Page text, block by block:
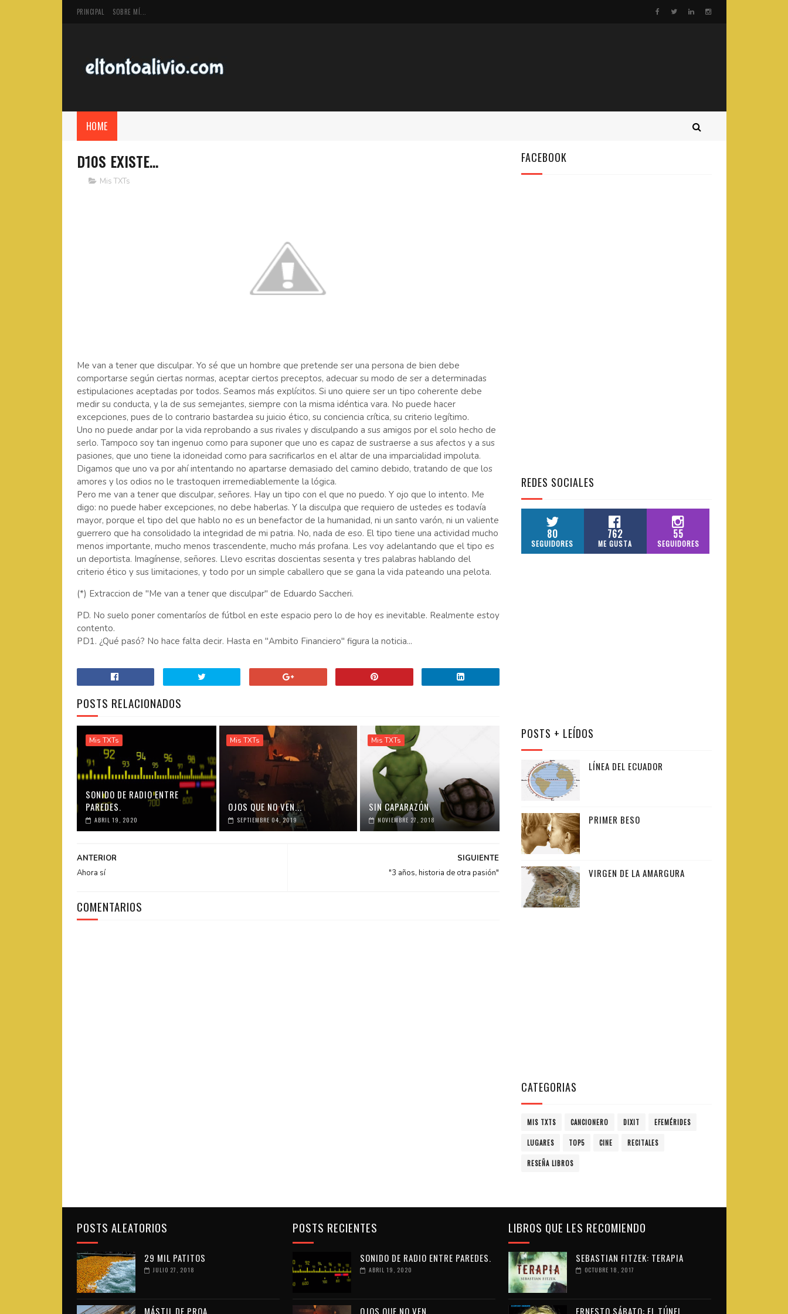
PRINCIPAL SOBRE MÍ...
HOME
D10S EXISTE...
Mis TXTs
Me van a tener que disculpar. Yo sé que un hombre que pretende ser una persona de bien debe
comportarse según ciertas normas, aceptar ciertos preceptos, adecuar su modo de ser a determinadas
estipulaciones aceptadas por todos. Seamos más explícitos. Si uno quiere ser un tipo coherente debe
medir su conducta, y la de sus semejantes, siempre con la misma idéntica vara. No puede hacer
excepciones, pues de lo contrario bastardea su juicio ético, su conciencia crítica, su criterio legítimo.
Uno no puede andar por la vida reprobando a sus rivales y disculpando a sus amigos por el solo hecho de
serlo. Tampoco soy tan ingenuo como para suponer que uno es capaz de sustraerse a sus afectos y a sus
pasiones, que uno tiene la idoneidad como para sacrificarlos en el altar de una imparcialidad impoluta.
Digamos que uno va por ahí intentando no apartarse demasiado del camino debido, tratando de que los
amores y los odios no le trastoquen irremediablemente la lógica.
Pero me van a tener que disculpar, señores. Hay un tipo con el que no puedo. Y ojo que lo intento. Me
digo: no puede haber excepciones, no debe haberlas. Y la disculpa que requiero de ustedes es todavía
mayor, porque el tipo del que hablo no es un benefactor de la humanidad, ni un santo varón, ni un valiente
guerrero que ha consolidado la integridad de mi patria. No, nada de eso. El tipo tiene una actividad mucho
menos importante, mucho menos trascendente, mucho más profana. Les voy adelantando que el tipo es
un deportista. Imagínense, señores. Llevo escritas doscientas sesenta y tres palabras hablando del
criterio ético y sus limitaciones, y todo por un simple caballero que se gana la vida pateando una pelota.
(*) Extraccion de "Me van a tener que disculpar" de Eduardo Saccheri.
PD. No suelo poner comentaríos de fútbol en este espacio pero lo de hoy es inevitable. Realmente estoy
contento.
PD1. ¿Qué pasó? No hace falta decir. Hasta en "Ambito Financiero" figura la noticia...
POSTS RELACIONADOS
Mis TXTs
SONIDO DE RADIO ENTRE
PAREDES.
ABRIL 19, 2020
Mis TXTs
OJOS QUE NO VEN...
SEPTIEMBRE 04, 2019
Mis TXTs
SIN CAPARAZÓN
NOVIEMBRE 27, 2018
SIGUIENTE
"3 años, historia de otra pasión"
ANTERIOR
Ahora sí
COMENTARIOS
FACEBOOK
REDES SOCIALES
80
SEGUIDORES
762
ME GUSTA
55
SEGUIDORES
POSTS + LEÍDOS
LÍNEA DEL ECUADOR
PRIMER BESO
VIRGEN DE LA AMARGURA
CATEGORIAS
MIS TXTS CANCIONERO DIXIT EFEMÉRIDES
LUGARES TOP5 CINE RECITALES
RESEÑA LIBROS
POSTS ALEATORIOS
29 MIL PATITOS
JULIO 27, 2018
MÁSTIL DE PROA
POSTS RECIENTES
SONIDO DE RADIO ENTRE PAREDES.
ABRIL 19, 2020
OJOS QUE NO VEN...
LIBROS QUE LES RECOMIENDO
SEBASTIAN FITZEK: TERAPIA
OCTUBRE 18, 2017
ERNESTO SÁBATO: EL TÚNEL